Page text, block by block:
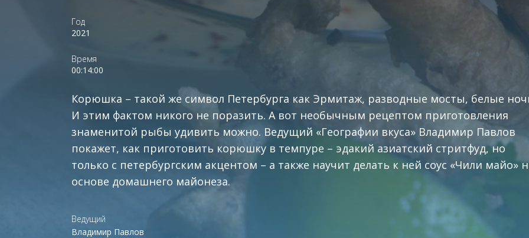
Год
2021
Время
00:14:00
Корюшка – такой же символ Петербурга как Эрмитаж, разводные мосты, белые
И этим фактом никого не поразить. А вот необычным рецептом приготовления
знаменитой рыбы удивить можно. Ведущий «Географии вкуса» Владимир Павлов
покажет, как приготовить корюшку в темпуре – эдакий азиатский стритфуд, но
только с петербургским акцентом – а также научит делать к ней соус «Чили майо»
основе домашнего майонеза.
Ведущий
Владимир Павлов